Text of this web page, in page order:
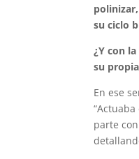
su ciclo
¿Y con
su
En ese
parte